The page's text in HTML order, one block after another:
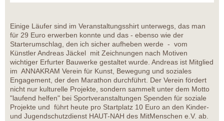
Einige Läufer sind im Veranstaltungsshirt unterwegs, das man
für 29 Euro erwerben konnte und das - ebenso wie der
Starterumschlag, den ich sicher aufheben werde - vom
Künstler Andreas Jäckel mit Zeichnungen nach Motiven
wichtiger Erfurter Bauwerke gestaltet wurde. Andreas ist Mitglied
im ANNAKRAM Verein für Kunst, Bewegung und soziales
Engagement, der den Marathon durchführt. Der Verein fördert
nicht nur kulturelle Projekte, sondern sammelt unter dem Motto
"laufend helfen" bei Sportveranstaltungen Spenden für soziale
Projekte und führt heute pro Startplatz 10 Euro an den Kinder-
und Jugendschutzdienst HAUT-NAH des MitMenschen e.V. ab.